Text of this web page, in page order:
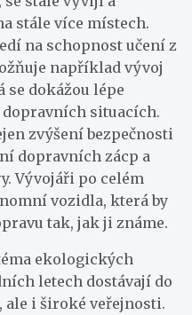
stále více místech.
na schopnost učení z
například vývoj
dokážou lépe
situacích.
zvýšení bezpečnosti
dopravních zácp a
Vývojáři po celém
vozidla, která by
tak, jak ji známe.
ekologických
letech dostávají do
ale i široké veřejnosti.